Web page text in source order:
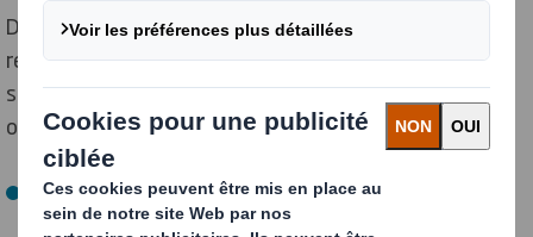
Dans un souci d’optimisation des ressources et de
réduction des coûts, il est intéressant de se pencher
sur les causes des déchets d’emballage. Dans cette
optique, il est possible de citer :
Lesur-emballage, générant des volumes de déchets
inutiles, au contraire de l’emballage minimaliste.